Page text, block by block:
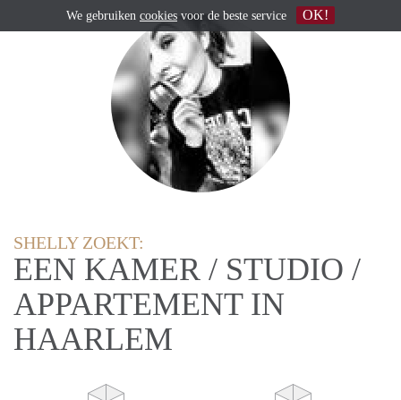
SHELLY ZOEKT:
EEN KAMER / STUDIO /
APPARTEMENT IN
HAARLEM
We gebruiken cookies voor de beste service OK!